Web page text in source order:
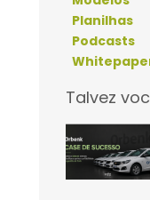
Planilhas
Podcasts
Talvez